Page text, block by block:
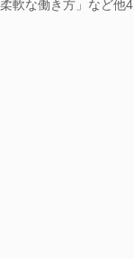
軟な働き方」など他4